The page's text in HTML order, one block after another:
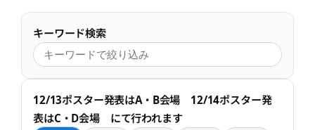
キーワード検索
12/13ポスター発表はA・B会場 12/14ポスター発
表はC・D会場 にて行われます